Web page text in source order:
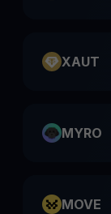
XAUT
MYRO
MOVE